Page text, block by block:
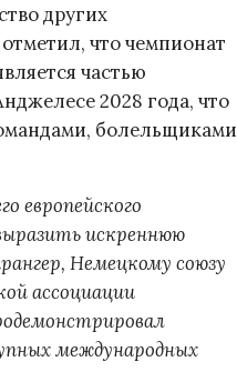
других
что чемпионат
частью
2028 года, что
болельщиками
европейского
искреннюю
Немецкому союзу
ассоциации
международных